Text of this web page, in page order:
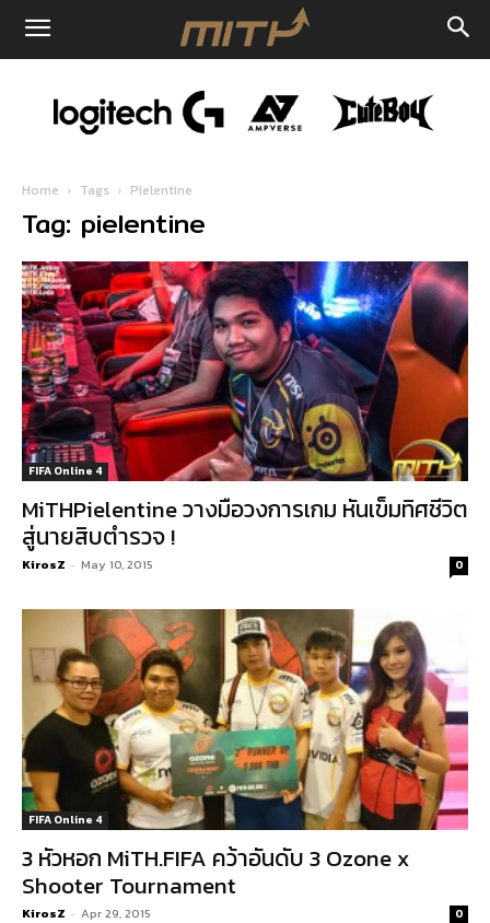
Home Tags Pielentine
Tag: pielentine
FIFA Online 4
MiTHPielentine วางมือวงการเกม หันเข็มทิศชีวิต
สู่นายสิบตำรวจ !
KirosZ - May 10, 2015 0
FIFA Online 4
3 หัวหอก MiTH.FIFA คว้าอันดับ 3 Ozone x
Shooter Tournament
KirosZ - Apr 29, 2015 0